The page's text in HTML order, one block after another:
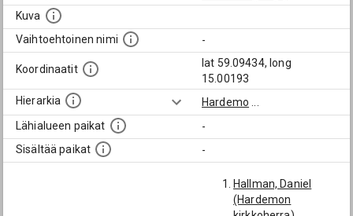
Kuva
Vaihtoehtoinen nimi
-
Koordinaatit
lat 59.09434, long
15.00193
Hierarkia
Hardemo
Lähialueen paikat
-
Sisältää paikat
-
Hallman, Daniel
(Hardemon